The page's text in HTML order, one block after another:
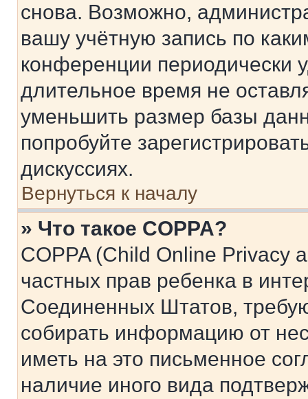
снова. Возможно,
вашу учётную запись по
конференции периодически
длительное время не
уменьшить размер базы
попробуйте
дискуссиях.
Вернуться к началу
» Что такое COPPA?
COPPA (Child Online Privacy
частных прав ребенка в
Соединенных Штатов,
собирать информацию от
иметь на это письменное
наличие иного вида